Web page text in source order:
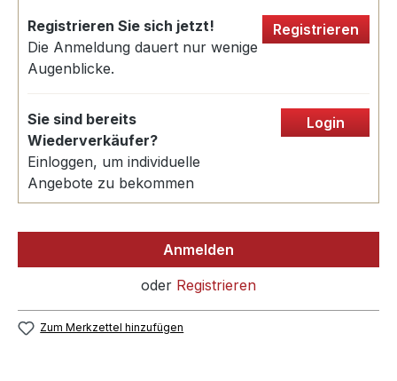
Registrieren Sie sich jetzt!
Die Anmeldung dauert nur wenige
Augenblicke.
Registrieren
Sie sind bereits
Wiederverkäufer?
Einloggen, um individuelle
Angebote zu bekommen
Login
Anmelden
oder Registrieren
Zum Merkzettel hinzufügen